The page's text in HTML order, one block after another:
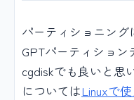
パーティショニング
GPTパーティショ
cgdiskでも良いと思
についてはLinuxで